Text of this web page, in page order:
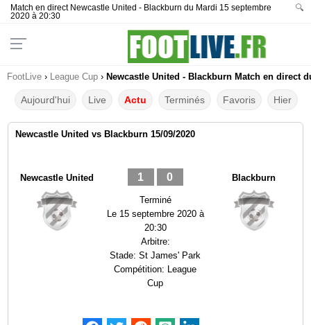
Match en direct Newcastle United - Blackburn du Mardi 15 septembre
2020 à 20:30
🔍
FootLive › League Cup › Newcastle United - Blackburn Match en direct
Aujourd'hui Live Actu Terminés Favoris Hier
Newcastle United vs Blackburn 15/09/2020
Newcastle United 1 0
Terminé
Le 15 septembre 2020 à
20:30
Arbitre:
Stade:St James' Park
Compétition: League
Cup
Blackburn